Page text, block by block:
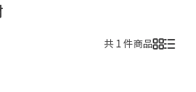
共 1 件商品